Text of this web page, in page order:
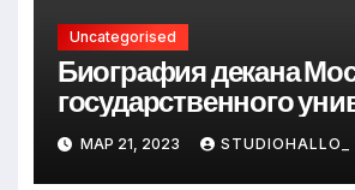
Uncategorised
Биография декана
государственного
Андрея Сидорова — от
до руководителя
МАР 21, 2023 STUDIOHALLO_